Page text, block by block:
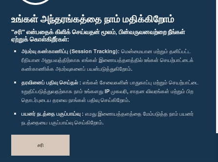
உங்கள் அந்தரங்கத்தை நாம் மதிக்கிறோம்
"சரி" என்பதைக் கிளிக் செய்வதன் மூலம், பின்வருவனவற்றை நீங்கள்
ஏற்றுக் கொள்கிறீர்கள்:
அமர்வு கண்காணிப்பு (Session Tracking): மென்மையான மற்றும் தனிப்பட்ட
ரீதியான அனுபவத்திற்காக எங்கள் இணையத்தளத்தில் உங்கள் செயற்பாட்டைக்
கண்காணிக்க அமர்வுகளைப் பயன்படுத்துகிறோம்.
தரவினைப் பதிவு செய்தல் : எங்கள் சேவைகளின் பாதுகாப்பு மற்றும் செயற்பாட்டை
உறுதிப்படுத்துவதற்காக நாம் உங்களது IP முகவரி, சாதன விவரங்கள் மற்றும் பிற
தொடர்புடைய தரவை நாங்கள் பதிவு செய்கிறோம்.
பயனர் நடத்தை பகுப்பாய்வு : எமது இணையத்தளத்தை மேம்படுத்த நாம் பயனர்
நடத்தையை பகுப்பாய்வு செய்கிறோம்.
சரி
பாராளுமன்ற கையடக்க செயலி
எம்மை பின்தொடர்க :
விருதுகள்
தனியுரிமைக் கொள்கை